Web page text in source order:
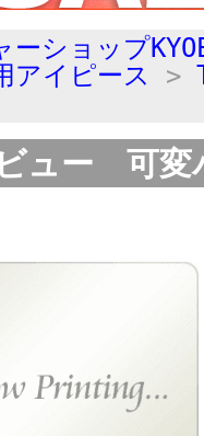
ーショップ
アイピース >
ュー 可変